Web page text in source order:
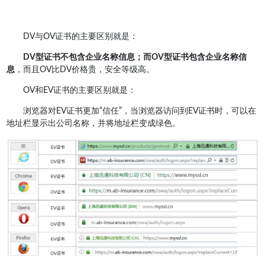
DV与OV证书的主要区别就是：
DV型证书不包含企业名称信息；而OV型证书包含企业名称信
息 ，而且OV比DV价格贵，安全等级高。
OV和EV证书的主要区别就是：
浏览器对EV证书更加“信任”，当浏览器访问到EV证书时，可以在
地址栏显示出公司名称，并将地址栏变成绿色。